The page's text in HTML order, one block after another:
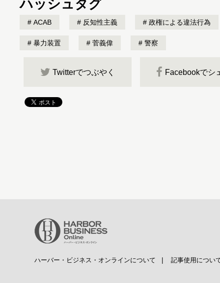
ハッシュタグ
ACAB 反知性主義 政権による違法行為
暴力装置 菅義偉 警察
Twitterでつぶやく Facebookでシ
ハーバー・ビジネス・オンラインについて 記事使用につい